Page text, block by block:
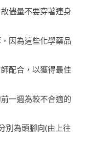
儘量不要穿著連身
因為這些化學藥品
配合，以獲得最佳
一週為較不合適的
別為頭腳向(由上往